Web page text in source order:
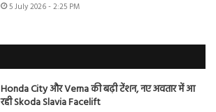
5 July 2026 - 2:25 PM
Honda City और Verna की बढ़ी टेंशन, नए अवतार में आ
रही Skoda Slavia Facelift